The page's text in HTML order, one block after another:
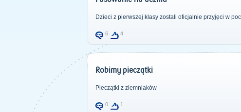
Dzieci z pierwszej klasy zostali oficjalnie przyjęci w
6 4
Robimy pieczątki
Pieczątki z ziemniaków
0 1